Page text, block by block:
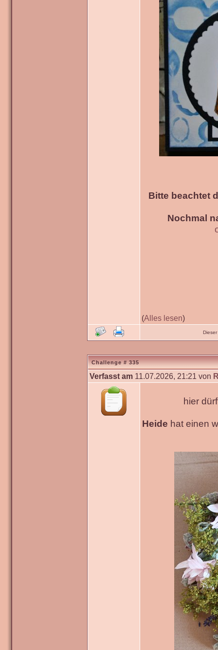
Bitte beachtet
Nochmal
(Alles lesen)
Challenge # 335
Verfasst am 11.07.2026, 21:21 von
hier
Heide hat einen